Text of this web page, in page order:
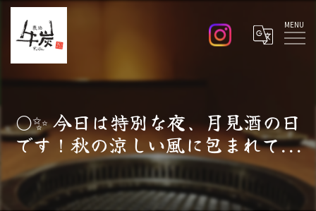
Menu
🌕✨ 今日は特別な夜、月見酒の日
です！秋の涼しい風に包まれて...